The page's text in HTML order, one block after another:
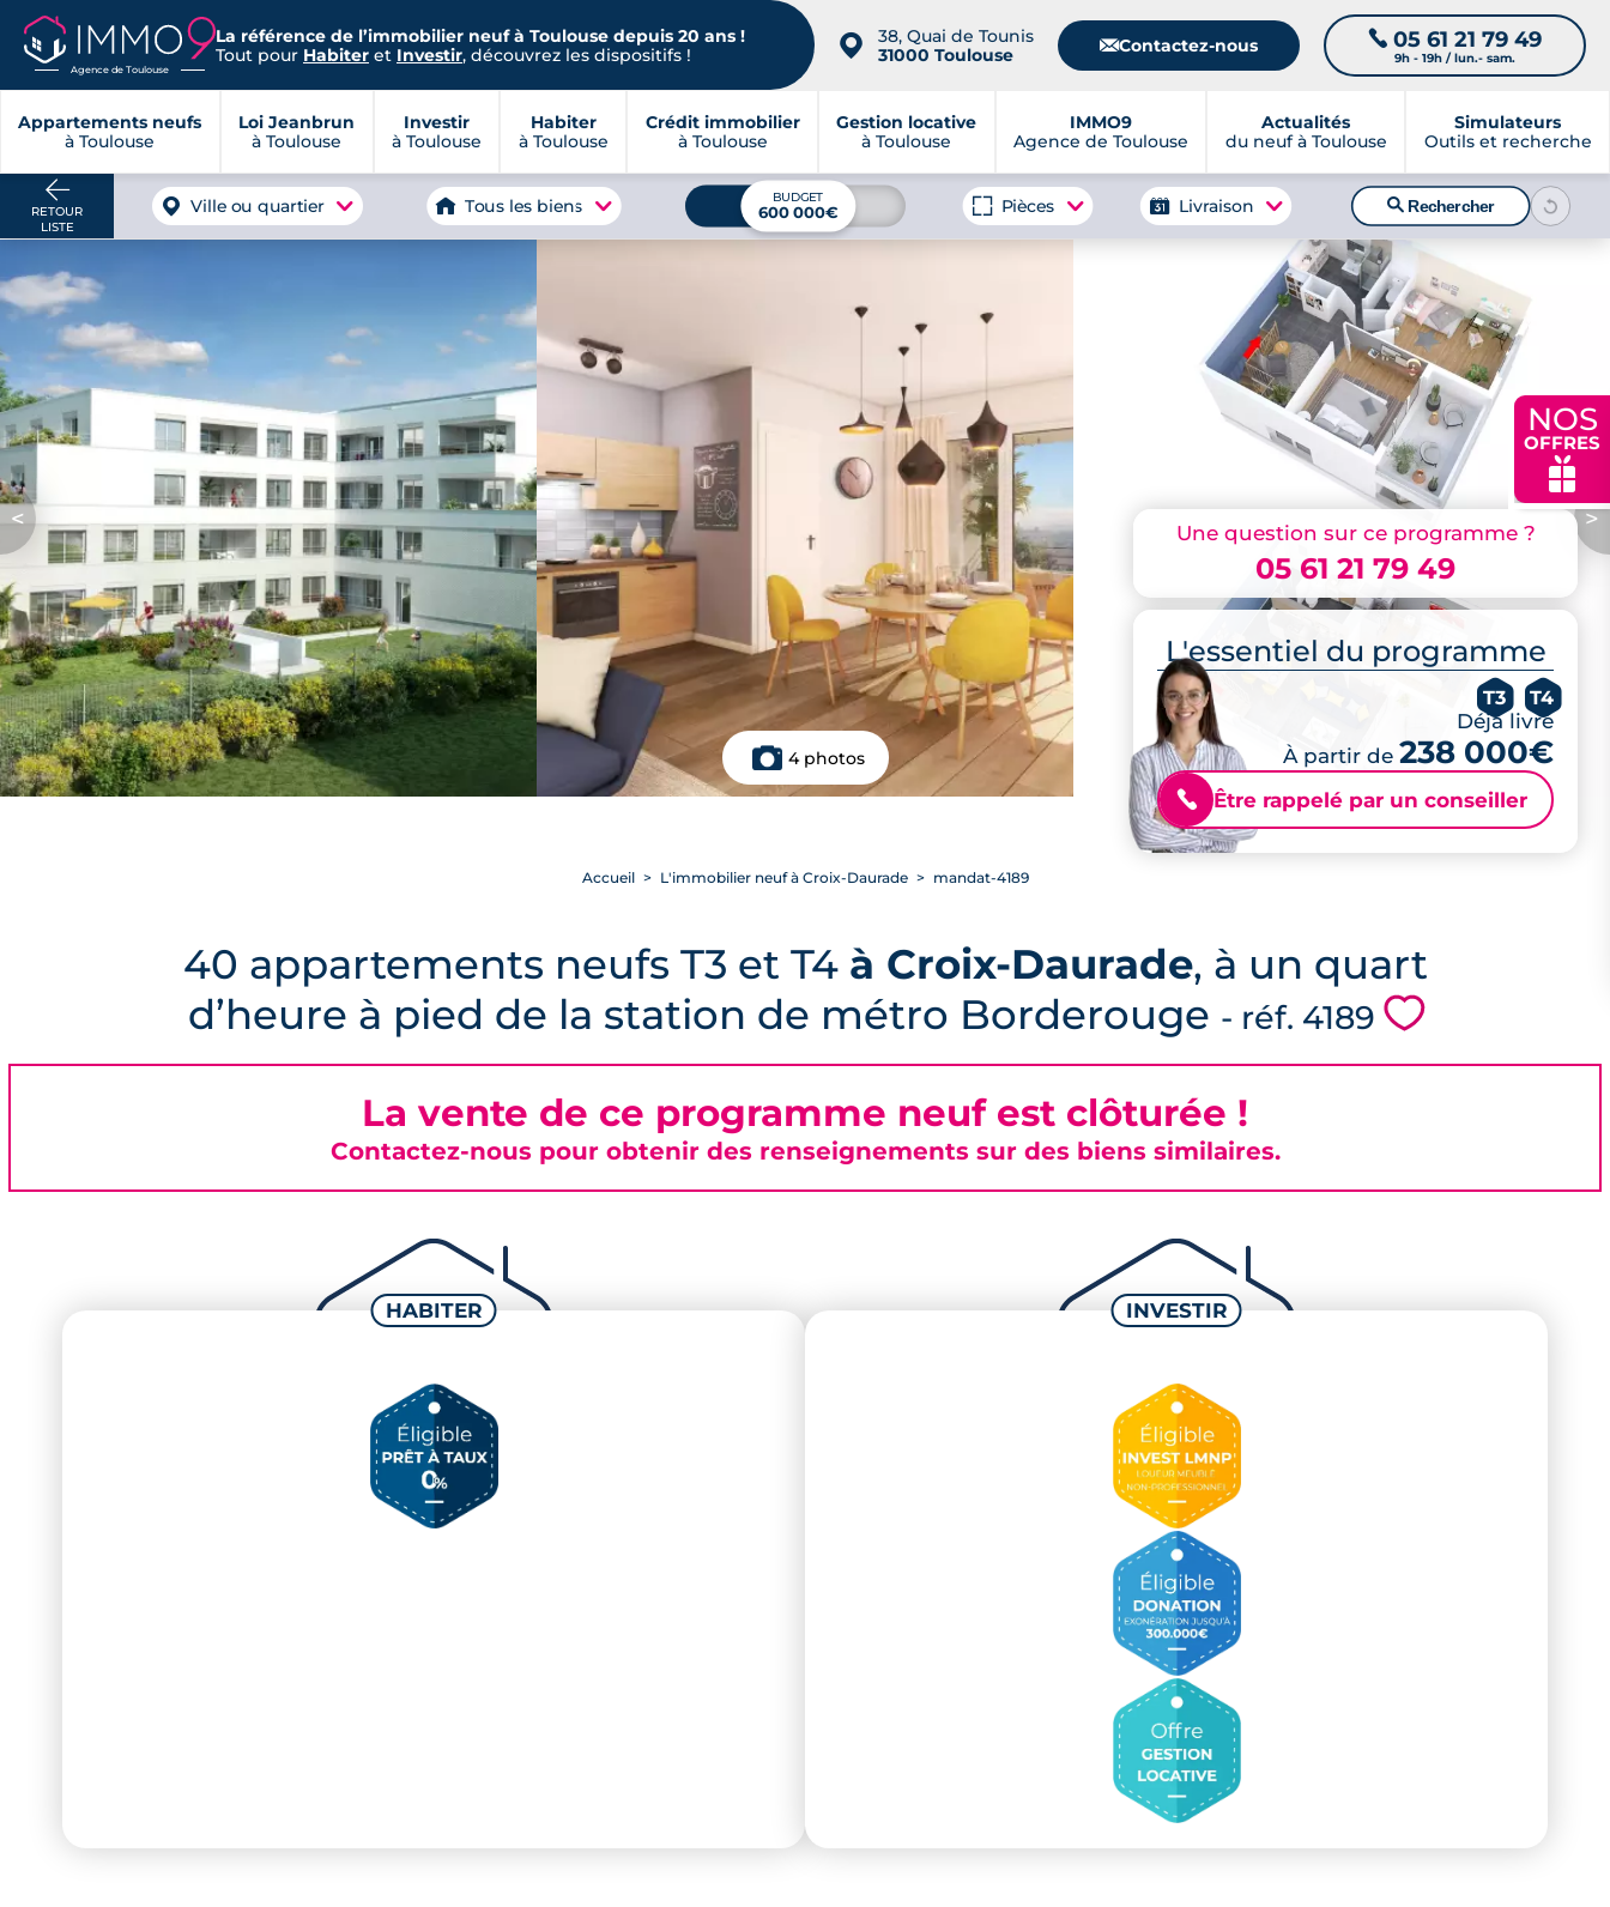
Agence de Toulouse
La référence de l’immobilier neuf à Toulouse depuis 20 ans !
Tout pour Habiter et Investir, découvrez les dispositifs ! 📍
38, Quai de Tounis
31000 Toulouse
📧Contactez-nous 📞 05 61 21 79 49
9h - 19h / lun.- sam.
Appartements neufs
à Toulouse
Loi Jeanbrun
à Toulouse
Investir
à Toulouse
Habiter
à Toulouse
Crédit immobilier
à Toulouse
Gestion locative
à Toulouse
IMMO9
Agence de Toulouse
Actualités
du neuf à Toulouse
Simulateurs
Outils et recherche
NOS
OFFRES
🎁
RETOUR
LISTE
Ville ou quartier Tous les biens BUDGET
600 000€ Pièces Livraison 🔍Rechercher
< >
4 photos
Une question sur ce programme ?
05 61 21 79 49
L'essentiel du programme
T3 T4
Déjà livré
À partir de 238 000€
📞 Être rappelé par un conseiller
Accueil L'immobilier neuf à Croix-Daurade mandat-4189
40 appartements neufs T3 et T4 à Croix-Daurade, à un quart
d’heure à pied de la station de métro Borderouge - réf. 4189 💗
La vente de ce programme neuf est clôturée !
Contactez-nous pour obtenir des renseignements sur des biens similaires.